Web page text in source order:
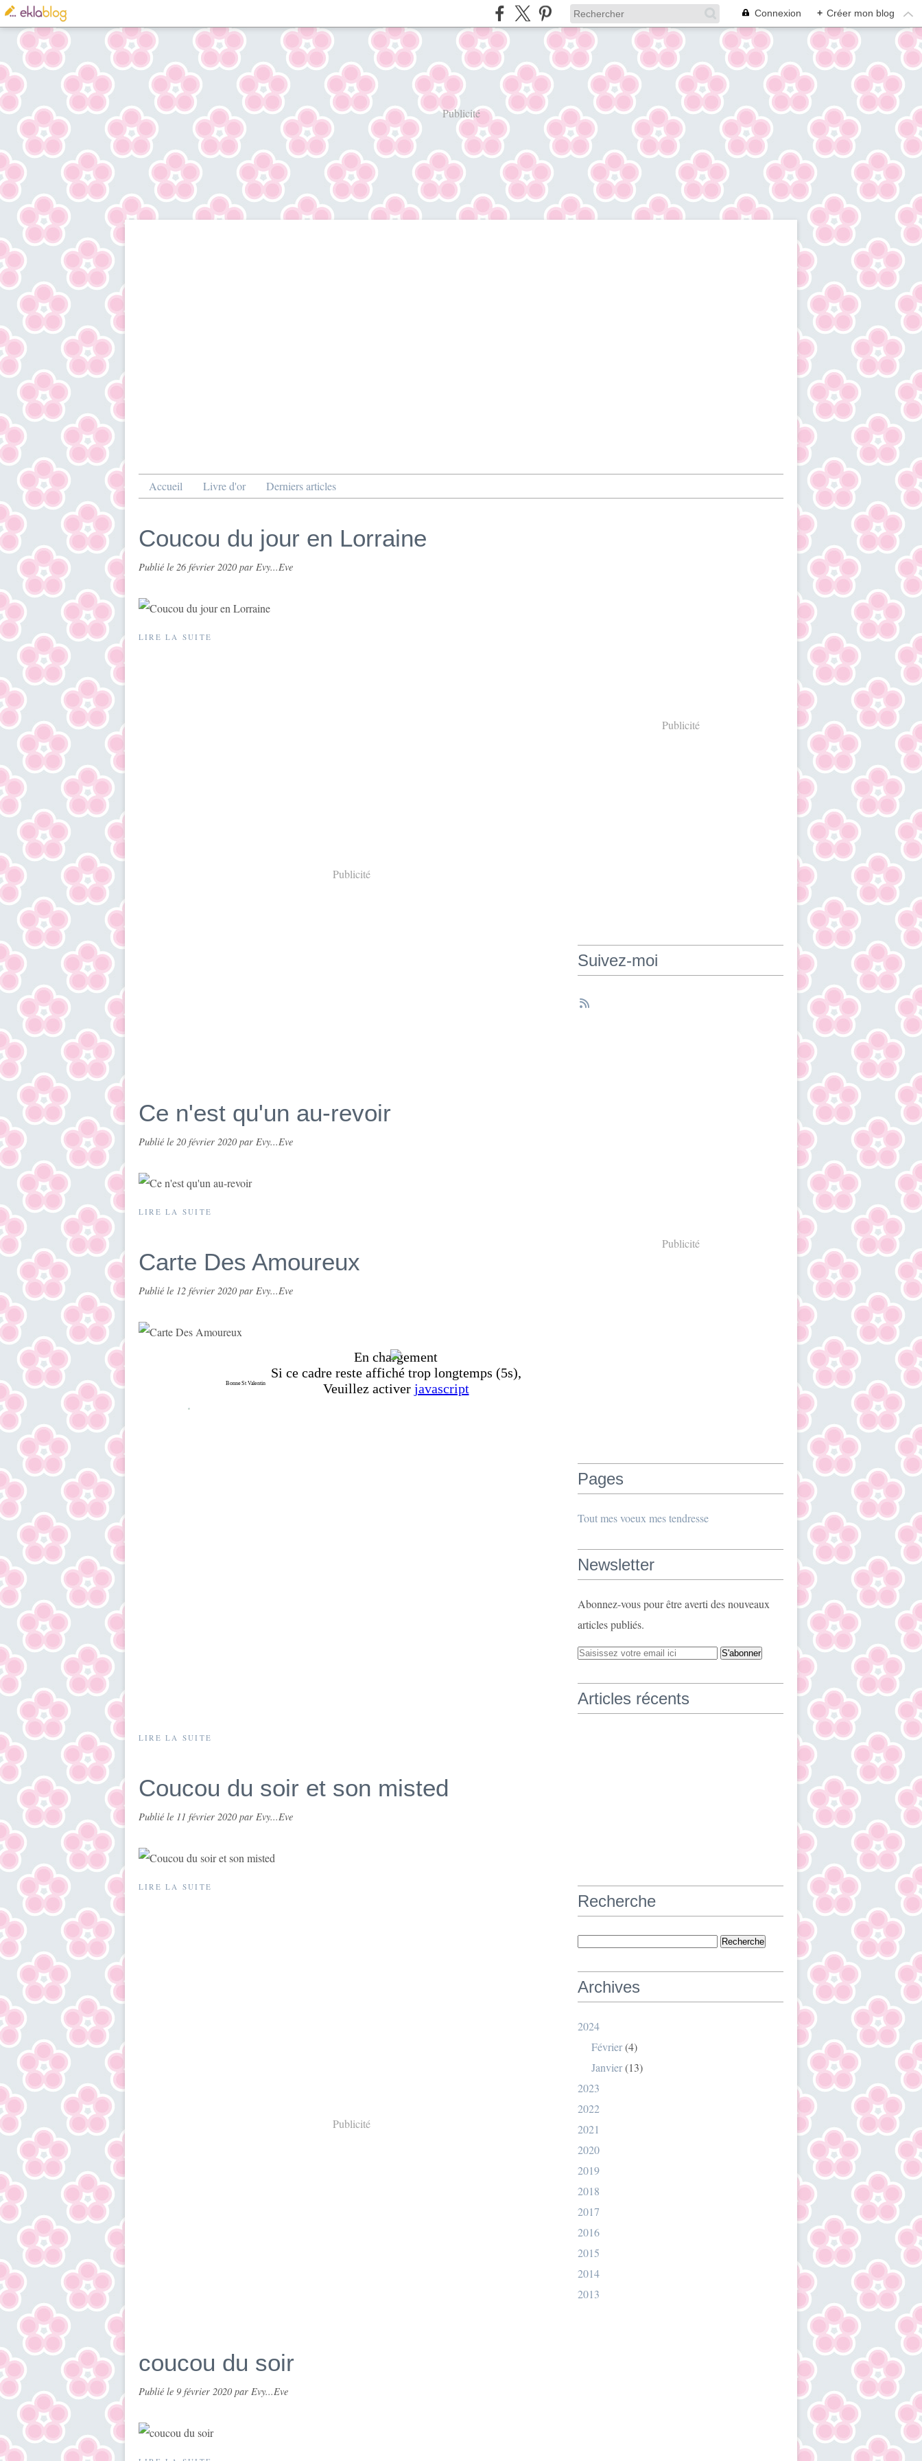
Connexion + Créer mon blog
Publicité
Accueil Livre d'or Derniers articles
Coucou du jour en Lorraine
Publié le 26 février 2020 par Evy...Eve
LIRE LA SUITE
Publicité
Ce n'est qu'un au-revoir
Publié le 20 février 2020 par Evy...Eve
LIRE LA SUITE
Carte Des Amoureux
Publié le 12 février 2020 par Evy...Eve
LIRE LA SUITE
Coucou du soir et son misted
Publié le 11 février 2020 par Evy...Eve
LIRE LA SUITE
Publicité
coucou du soir
Publié le 9 février 2020 par Evy...Eve
Publicité
Suivez-moi
Publicité
Pages
Tout mes voeux mes tendresse
Newsletter
Abonnez-vous pour être averti des nouveaux
articles publiés.
Articles récents
Recherche
Archives
2024
Février(4)
Janvier(13)
2023
2022
2021
2020
2019
2018
2017
2016
2015
2014
2013